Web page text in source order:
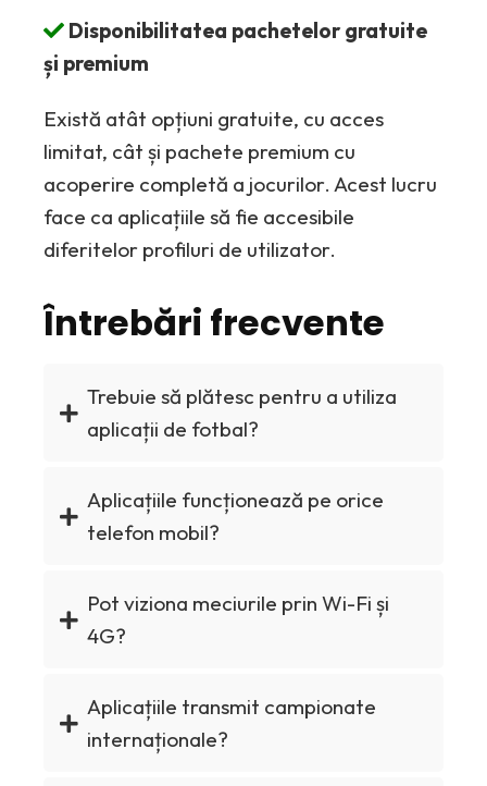
Disponibilitatea pachetelor gratuite
și premium
Există atât opțiuni gratuite, cu acces
limitat, cât și pachete premium cu
acoperire completă a jocurilor. Acest lucru
face ca aplicațiile să fie accesibile
diferitelor profiluri de utilizator.
Întrebări frecvente
Trebuie să plătesc pentru a utiliza
aplicații de fotbal?
Aplicațiile funcționează pe orice
telefon mobil?
Pot viziona meciurile prin Wi-Fi și
4G?
Aplicațiile transmit campionate
internaționale?